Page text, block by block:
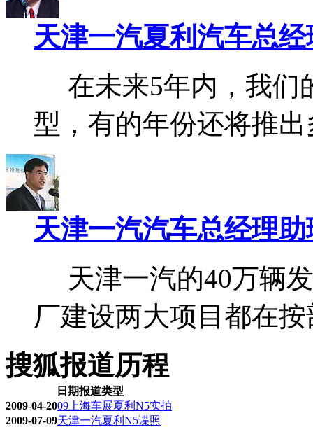
天津一汽夏利汽车总
在未来5年内，我们
型，有的年份还将推
天津一汽汽车总经理
天津一汽的40万辆
厂建设两大项目都在
搜狐报道历程
日期报道类型
2009-04-2009上海车展夏利N5实拍
2009-07-09天津一汽夏利N5谍照